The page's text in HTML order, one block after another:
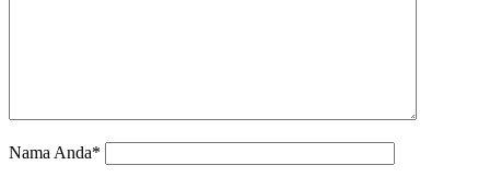
Nama Anda*